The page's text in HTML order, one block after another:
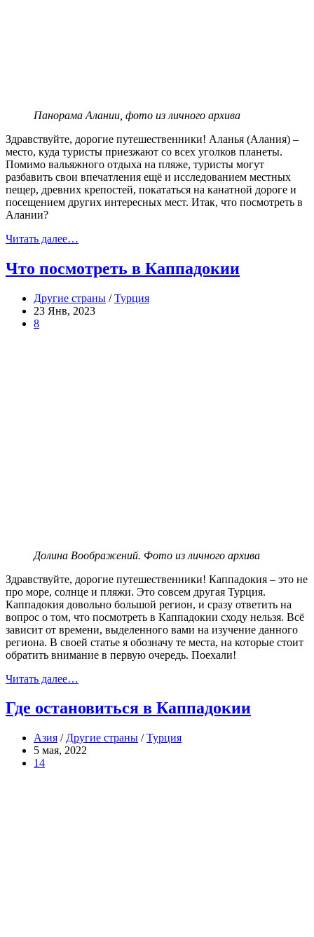
Панорама Алании, фото из личного архива
Здравствуйте, дорогие путешественники! Аланья (Алания) –
место, куда туристы приезжают со всех уголков планеты.
Помимо вальяжного отдыха на пляже, туристы могут
разбавить свои впечатления ещё и исследованием местных
пещер, древних крепостей, покататься на канатной дороге и
посещением других интересных мест. Итак, что посмотреть в
Алании?
Читать далее…
Что посмотреть в Каппадокии
Другие страны /Турция
23 Янв, 2023
8
Долина Воображений. Фото из личного архива
Здравствуйте, дорогие путешественники! Каппадокия – это не
про море, солнце и пляжи. Это совсем другая Турция.
Каппадокия довольно большой регион, и сразу ответить на
вопрос о том, что посмотреть в Каппадокии сходу нельзя. Всё
зависит от времени, выделенного вами на изучение данного
региона. В своей статье я обозначу те места, на которые стоит
обратить внимание в первую очередь. Поехали!
Читать далее…
Где остановиться в Каппадокии
Азия / Другие страны /Турция
5 мая, 2022
14